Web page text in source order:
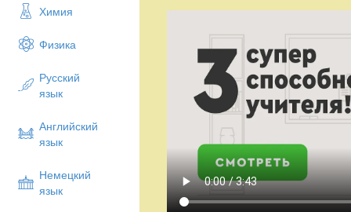
Химия
Физика
Русский
язык
Английский
язык
Немецкий
язык